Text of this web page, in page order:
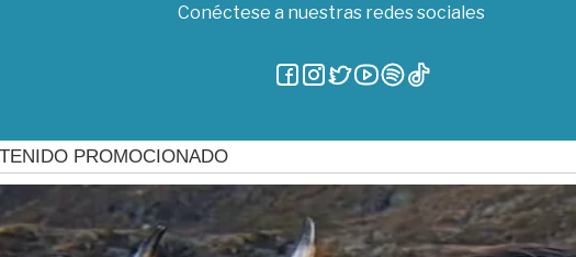
Conéctese a nuestras redes sociales